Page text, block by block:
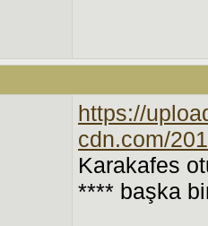
https://
cdn.com/
Karakafes
**** başka